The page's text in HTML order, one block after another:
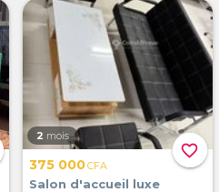
favorite_border
2 mois
375 000CFA
Salon d'accueil luxe